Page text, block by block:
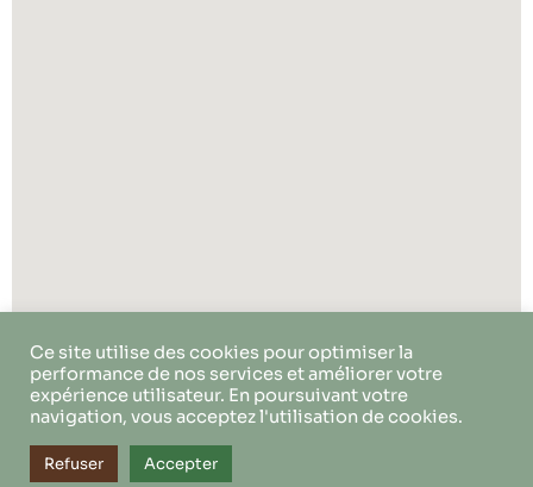
Ce site utilise des cookies pour optimiser la
performance de nos services et améliorer votre
expérience utilisateur. En poursuivant votre
navigation, vous acceptez l'utilisation de cookies.
Refuser Accepter